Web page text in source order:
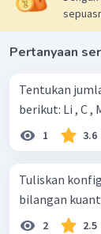
Pertanyaan
Tentukan
berikut: Li , C ,
1 3.6
Tuliskan
bilangan
2 2.5